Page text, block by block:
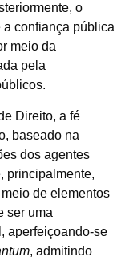
o
a confiança pública
meio da
pela
Direito, a fé
baseado na
dos agentes
principalmente,
de elementos
ser uma
aperfeiçoando-se
, admitindo